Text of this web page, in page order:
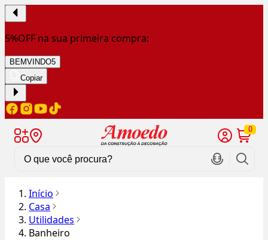
5%OFF na sua primeira compra:
BEMVINDO5
Copiar
0
Início
Casa
Utilidades
Banheiro